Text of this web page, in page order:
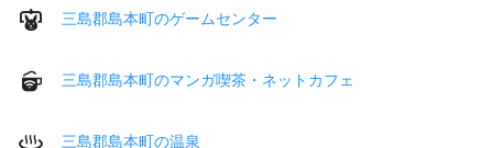
三島郡島本町のゲームセンター
三島郡島本町のマンガ喫茶・ネットカフェ
三島郡島本町の温泉